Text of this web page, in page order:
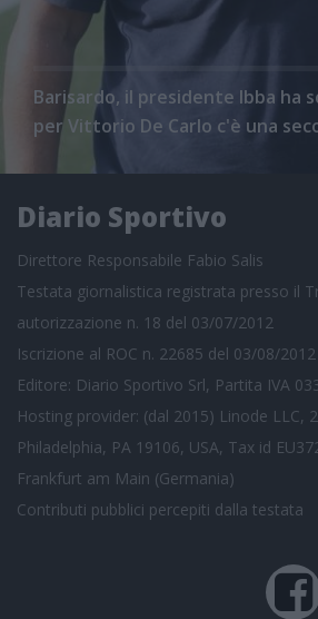
Barisardo, il presidente Ibba ha
per Vittorio De Carlo c'è una
Diario Sportivo
Direttore Responsabile Fabio Salis
Testata giornalistica registrata presso il
autorizzazione n. 18 del 03/07/2012
Iscrizione al ROC n. 22685 del 03/08/2012
Editore: Diario Sportivo Srl, Partita IVA
Hosting provider: (dal 2015) Linode LLC,
Philadelphia, PA 19106, USA, Tax id
Frankfurt am Main (Germania)
Contributi pubblici percepiti dalla testata